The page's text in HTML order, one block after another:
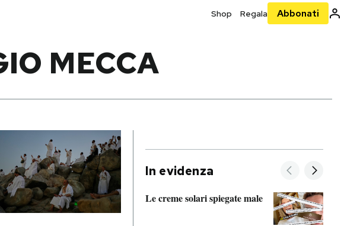
Shop Regala Abbonati
MECCA
In evidenza
Le creme solari spiegate male